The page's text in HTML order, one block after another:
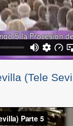
(Tele